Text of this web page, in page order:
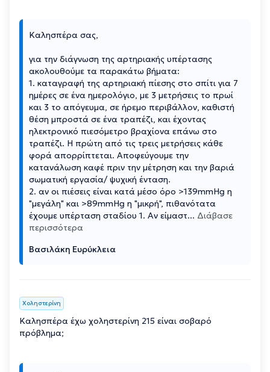
Καλησπέρα σας,
για την διάγνωση της αρτηριακής υπέρτασης
ακολουθούμε τα παρακάτω βήματα:
1. καταγραφή της αρτηριακή πίεσης στο σπίτι για 7
ημέρες σε ένα ημερολόγιο, με 3 μετρήσεις το πρωί
και 3 το απόγευμα, σε ήρεμο περιβάλλον, καθιστή
θέση μπροστά σε ένα τραπέζι, και έχοντας
ηλεκτρονικό πιεσόμετρο βραχίονα επάνω στο
τραπέζι. Η πρώτη από τις τρεις μετρήσεις κάθε
φορά απορρίπτεται. Αποφεύγουμε την
κατανάλωση καφέ πριν την μέτρηση και την βαριά
σωματική εργασία/ ψυχική ένταση.
2. αν οι πιέσεις είναι κατά μέσο όρο >139mmHg η
"μεγάλη" και >89mmHg η "μικρή", πιθανότατα
έχουμε υπέρταση σταδίου 1. Aν είμαστ... Διάβασε
περισσότερα
Βασιλάκη Ευρύκλεια
Χοληστερίνη
Καλησπέρα έχω χοληστερίνη 215 είναι σοβαρό
πρόβλημα;